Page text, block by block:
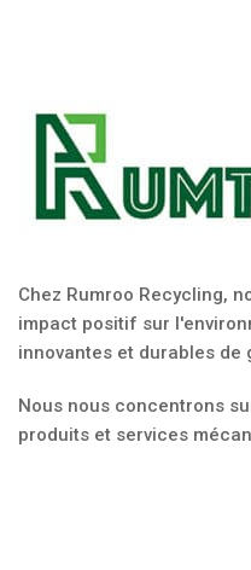
Chez Rumroo Recycling,
impact positif sur
innovantes et durables de
Nous nous concentrons
produits et services